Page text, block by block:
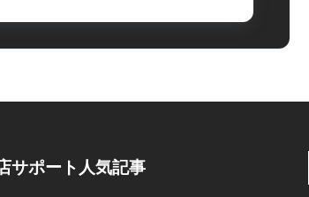
サポート人気記事